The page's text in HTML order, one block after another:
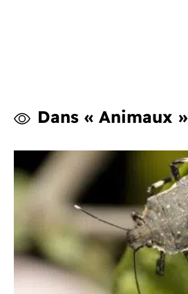
Dans « Animaux »